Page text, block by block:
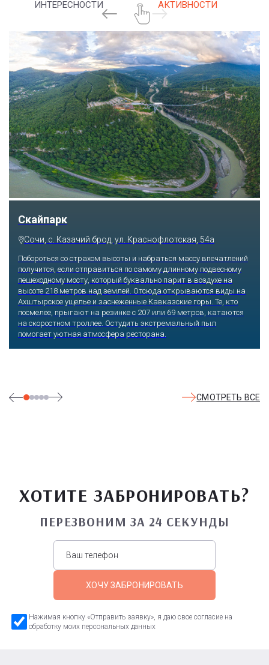
ИНТЕРЕСНОСТИ АКТИВНОСТИ
Скайпарк
Сочи, с. Казачий брод, ул. Краснофлотская, 54а
Побороться со страхом высоты и набраться массу впечатлений
получится, если отправиться по самому длинному подвесному
пешеходному мосту, который буквально парит в воздухе на
высоте 218 метров над землей. Отсюда открываются виды на
Ахштырское ущелье и заснеженные Кавказские горы. Те, кто
посмелее, прыгают на резинке с 207 или 69 метров, катаются
на скоростном троллее. Остудить экстремальный пыл
помогает уютная атмосфера ресторана.
СМОТРЕТЬ ВСЕ
ХОТИТЕ ЗАБРОНИРОВАТЬ?
ПЕРЕЗВОНИМ ЗА 24 СЕКУНДЫ
ХОЧУ ЗАБРОНИРОВАТЬ
Нажимая кнопку «Отправить заявку», я даю свое согласие на
обработку моих персональных данных